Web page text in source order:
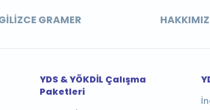
GRAMER
YDS & YÖKDİL Çalışma
Paketleri